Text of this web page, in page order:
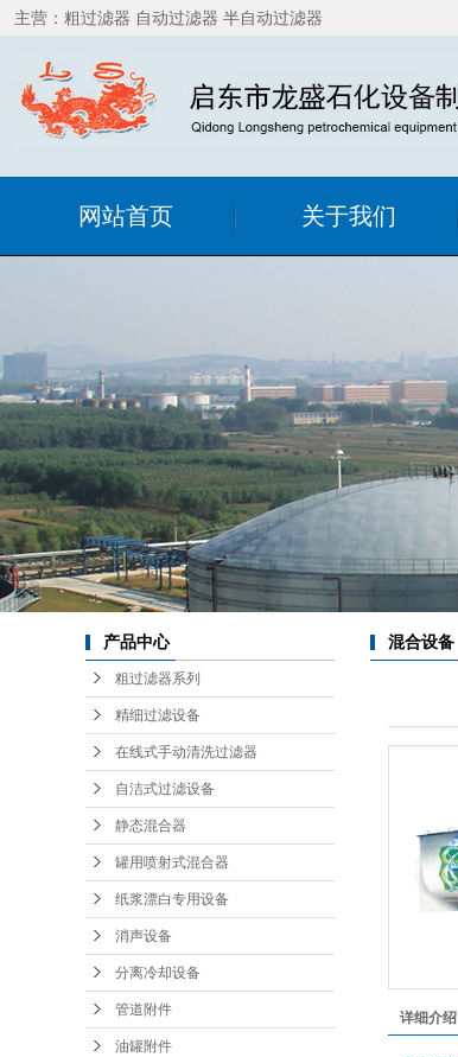
主营：粗过滤器 自动过滤器 半自动过滤器
网站首页 关于我们
销售网络
产品中心
粗过滤器系列
精细过滤设备
在线式手动清洗过滤器
自洁式过滤设备
静态混合器
罐用喷射式混合器
纸浆漂白专用设备
消声设备
分离冷却设备
管道附件
油罐附件
混合设备
详细介绍